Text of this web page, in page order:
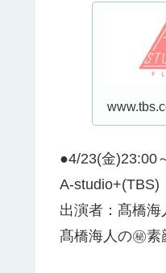
●4/23(金)23:00
A-studio+(TBS)
出演者：髙橋海
髙橋海人の㊙︎素